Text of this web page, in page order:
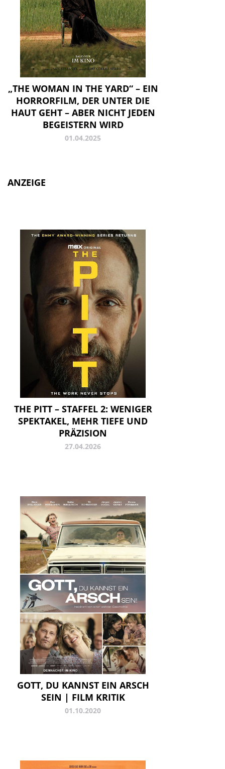
„THE WOMAN IN THE YARD“ – EIN
HORRORFILM, DER UNTER DIE
HAUT GEHT – ABER NICHT JEDEN
BEGEISTERN WIRD
01.04.2025
ANZEIGE
THE PITT – STAFFEL 2: WENIGER
SPEKTAKEL, MEHR TIEFE UND
PRÄZISION
27.04.2026
GOTT, DU KANNST EIN ARSCH
SEIN | FILM KRITIK
01.10.2020